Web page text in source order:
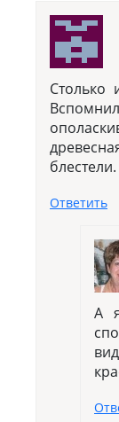
Столько
блестели.
Ответить
А